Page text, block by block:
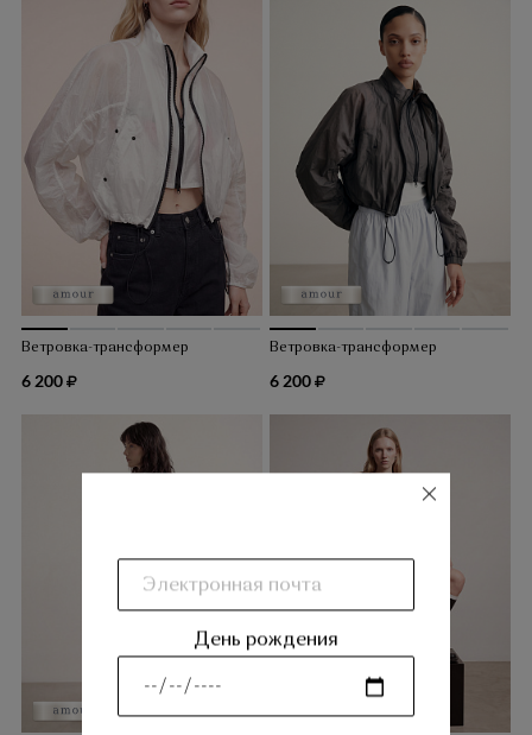
Ветровка-трансформер
6 200
Ветровка-трансформер
6 200
День рождения